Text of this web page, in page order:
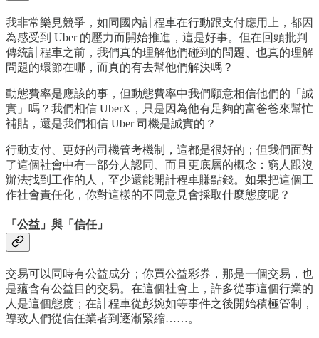
我非常樂見競爭，如同國內計程車在行動跟支付應用上，都因
為感受到 Uber 的壓力而開始推進，這是好事。但在回頭批判
傳統計程車之前，我們真的理解他們碰到的問題、也真的理解
問題的環節在哪，而真的有去幫他們解決嗎？
動態費率是應該的事，但動態費率中我們願意相信他們的「誠
實」嗎？我們相信 UberX，只是因為他有足夠的富爸爸來幫忙
補貼，還是我們相信 Uber 司機是誠實的？
行動支付、更好的司機管考機制，這都是很好的；但我們面對
了這個社會中有一部分人認同、而且更底層的概念：窮人跟沒
辦法找到工作的人，至少還能開計程車賺點錢。如果把這個工
作社會責任化，你對這樣的不同意見會採取什麼態度呢？
「公益」與「信任」
交易可以同時有公益成分；你買公益彩券，那是一個交易，也
是蘊含有公益目的交易。在這個社會上，許多從事這個行業的
人是這個態度；在計程車從彭婉如等事件之後開始積極管制，
導致人們從信任業者到逐漸緊縮……。